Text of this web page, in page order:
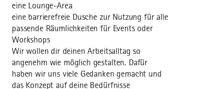
eine Lounge-Area
eine barrierefreie Dusche zur Nutzung für alle
passende Räumlichkeiten für Events oder
Workshops
Wir wollen dir deinen Arbeitsalltag so
angenehm wie möglich gestalten. Dafür
haben wir uns viele Gedanken gemacht und
das Konzept auf deine Bedürfnisse